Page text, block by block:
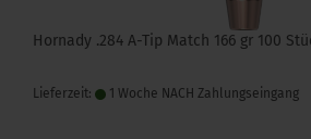
Hornady .284 A-Tip Match 166 gr 100
Lieferzeit: 1 Woche NACH Zahlungseingang